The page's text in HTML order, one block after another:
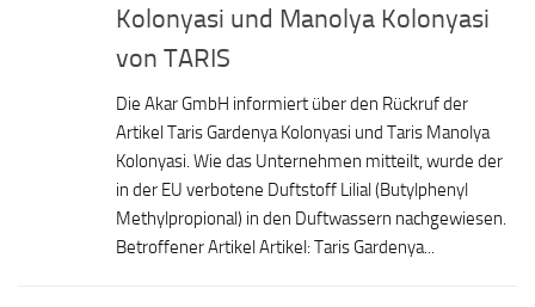
Kolonyasi und Manolya Kolonyasi
von TARIS
Die Akar GmbH informiert über den Rückruf der
Artikel Taris Gardenya Kolonyasi und Taris Manolya
Kolonyasi. Wie das Unternehmen mitteilt, wurde der
in der EU verbotene Duftstoff Lilial (Butylphenyl
Methylpropional) in den Duftwassern nachgewiesen.
Betroffener Artikel Artikel: Taris Gardenya...